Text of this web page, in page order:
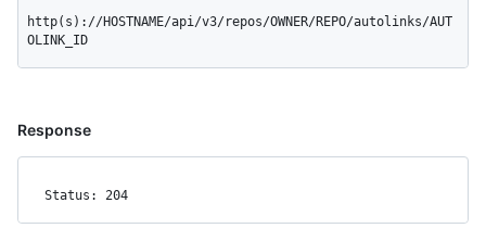
http(s)://HOSTNAME/api/v3/repos/OWNER/REPO/autolinks/AUT
OLINK_ID
Response
Status: 204